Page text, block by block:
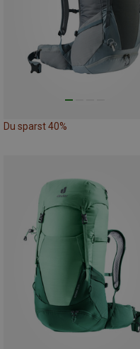
Du sparst 40%